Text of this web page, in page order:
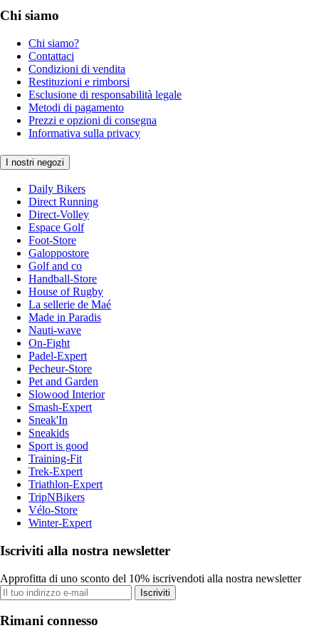
Chi siamo
Chi siamo?
Contattaci
Condizioni di vendita
Restituzioni e rimborsi
Esclusione di responsabilità legale
Metodi di pagamento
Prezzi e opzioni di consegna
Informativa sulla privacy
I nostri negozi
Daily Bikers
Direct Running
Direct-Volley
Espace Golf
Foot-Store
Galoppostore
Golf and co
Handball-Store
House of Rugby
La sellerie de Maé
Made in Paradis
Nauti-wave
On-Fight
Padel-Expert
Pecheur-Store
Pet and Garden
Slowood Interior
Smash-Expert
Sneak'In
Sneakids
Sport is good
Training-Fit
Trek-Expert
Triathlon-Expert
TripNBikers
Vélo-Store
Winter-Expert
Iscriviti alla nostra newsletter
Approfitta di uno sconto del 10% iscrivendoti alla nostra newsletter
Iscriviti
Rimani connesso